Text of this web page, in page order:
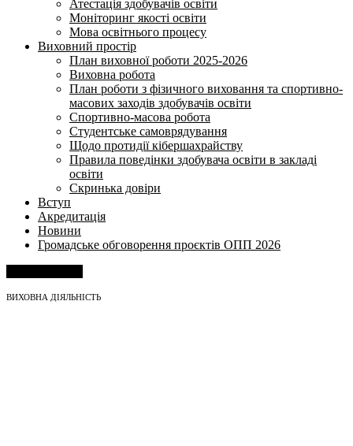
Атестація здобувачів освіти
Моніторинг якості освіти
Мова освітнього процесу
Виховний простір
План виховної роботи 2025-2026
Виховна робота
План роботи з фізичного виховання та спортивно-
масових заходів здобувачів освіти
Спортивно-масова робота
Студентське самоврядування
Щодо протидії кібершахрайству
Правила поведінки здобувача освіти в закладі
освіти
Скринька довіри
Вступ
Акредитація
Новини
Громадське обговорення проєктів ОПП 2026
ВИХОВНА ДІЯЛЬНІСТЬ